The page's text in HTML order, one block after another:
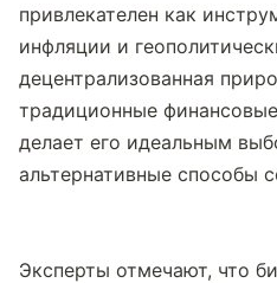
привлекателен как
инфляции и
децентрализованная
традиционные
делает его идеальным
альтернативные способы
Эксперты отмечают, что